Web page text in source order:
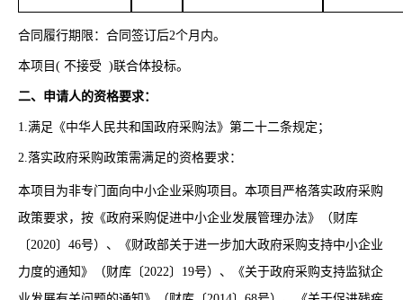
合同履行期限：合同签订后2个月内。
本项目( 不接受 )联合体投标。
二、申请人的资格要求：
1.满足《中华人民共和国政府采购法》第二十二条规定；
2.落实政府采购政策需满足的资格要求：
本项目为非专门面向中小企业采购项目。本项目严格落实政府采购
政策要求，按《政府采购促进中小企业发展管理办法》（财库
〔2020〕46号）、《财政部关于进一步加大政府采购支持中小企业
力度的通知》（财库〔2022〕19号）、《关于政府采购支持监狱企